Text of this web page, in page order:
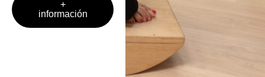
+
información